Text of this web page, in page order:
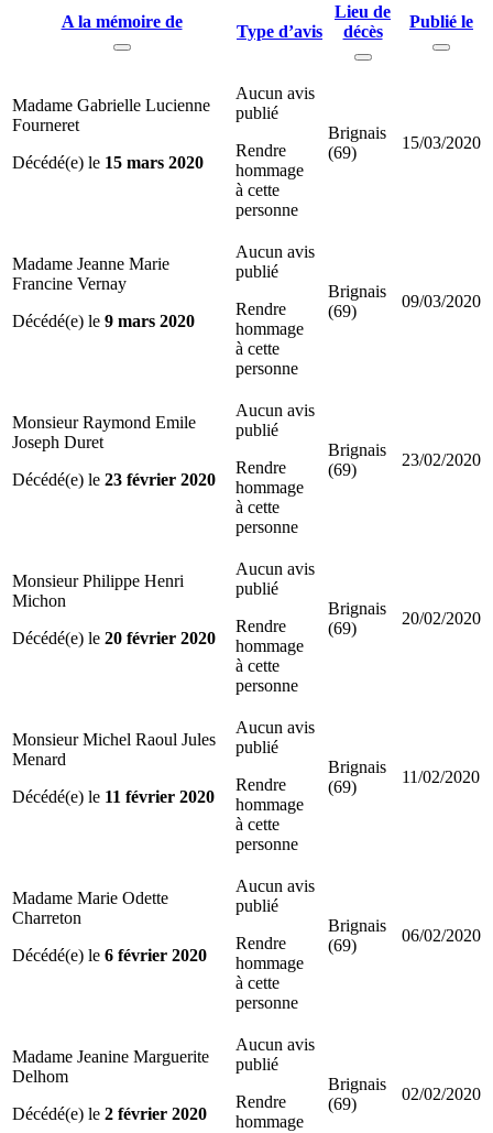
A la mémoire de
Type d’avis
Lieu de
décès
Publié le
Madame Gabrielle Lucienne
Fourneret
Décédé(e) le 15 mars 2020
Aucun avis
publié
Rendre
hommage
à cette
personne
Brignais
(69)
15/03/2020
Madame Jeanne Marie
Francine Vernay
Décédé(e) le 9 mars 2020
Aucun avis
publié
Rendre
hommage
à cette
personne
Brignais
(69)
09/03/2020
Monsieur Raymond Emile
Joseph Duret
Décédé(e) le 23 février 2020
Aucun avis
publié
Rendre
hommage
à cette
personne
Brignais
(69)
23/02/2020
Monsieur Philippe Henri
Michon
Décédé(e) le 20 février 2020
Aucun avis
publié
Rendre
hommage
à cette
personne
Brignais
(69)
20/02/2020
Monsieur Michel Raoul Jules
Menard
Décédé(e) le 11 février 2020
Aucun avis
publié
Rendre
hommage
à cette
personne
Brignais
(69)
11/02/2020
Madame Marie Odette
Charreton
Décédé(e) le 6 février 2020
Aucun avis
publié
Rendre
hommage
à cette
personne
Brignais
(69)
06/02/2020
Madame Jeanine Marguerite
Delhom
Décédé(e) le 2 février 2020
Aucun avis
publié
Rendre
hommage
Brignais
(69)
02/02/2020